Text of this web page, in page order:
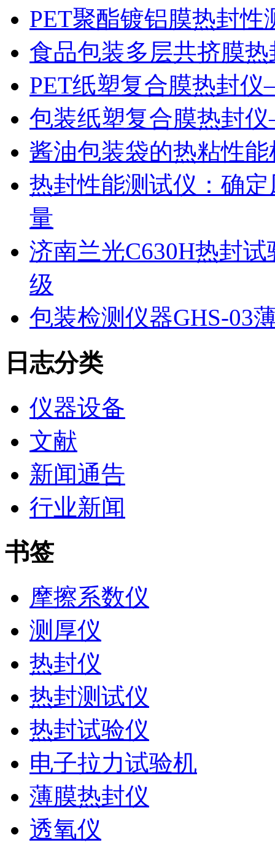
PET聚酯镀铝膜热封性
食品包装多层共挤膜
PET纸塑复合膜热封
包装纸塑复合膜热封
酱油包装袋的热粘性
热封性能测试仪：确
量
济南兰光C630H热封
级
包装检测仪器GHS-03
日志分类
仪器设备
文献
新闻通告
行业新闻
书签
摩擦系数仪
测厚仪
热封仪
热封测试仪
热封试验仪
电子拉力试验机
薄膜热封仪
透氧仪